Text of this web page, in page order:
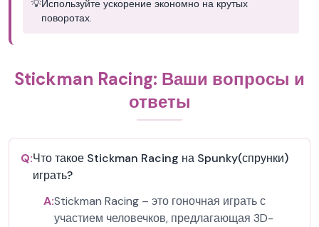
💡Используйте ускорение экономно на крутых
поворотах.
Stickman Racing: Ваши вопросы и
ответы
Q:Что такое Stickman Racing на Spunky(спрунки)
играть?
A:Stickman Racing – это гоночная играть с
участием человечков, предлагающая 3D-